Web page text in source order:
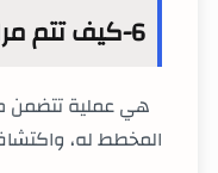
6-كيف تتم مراقبة مدى تنفيذ الاعمال؟
هي عملية تتضمن
المخطط له،